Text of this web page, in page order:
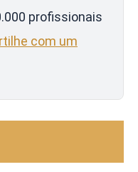
profissionais
com um